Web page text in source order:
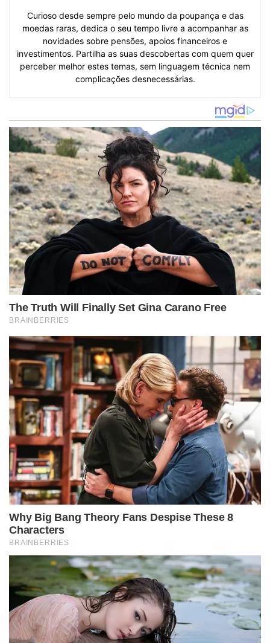
Curioso desde sempre pelo mundo da poupança e das
moedas raras, dedica o seu tempo livre a acompanhar as
novidades sobre pensões, apoios financeiros e
investimentos. Partilha as suas descobertas com quem quer
perceber melhor estes temas, sem linguagem técnica nem
complicações desnecessárias.